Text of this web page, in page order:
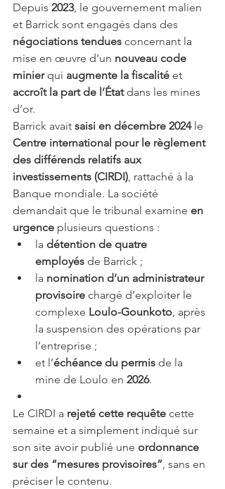
Depuis 2023, le gouvernement malien
et Barrick sont engagés dans des
négociations tendues concernant la
mise en œuvre d’un nouveau code
minier qui augmente la fiscalité et
accroît la part de l’État dans les mines
d’or.
Barrick avait saisi en décembre 2024 le
Centre international pour le règlement
des différends relatifs aux
investissements (CIRDI), rattaché à la
Banque mondiale. La société
demandait que le tribunal examine en
urgence plusieurs questions :
la détention de quatre
employés de Barrick ;
la nomination d’un administrateur
provisoire chargé d’exploiter le
complexe Loulo-Gounkoto, après
la suspension des opérations par
l’entreprise ;
et l’échéance du permis de la
mine de Loulo en 2026.
Le CIRDI a rejeté cette requête cette
semaine et a simplement indiqué sur
son site avoir publié une ordonnance
sur des “mesures provisoires”, sans en
préciser le contenu.